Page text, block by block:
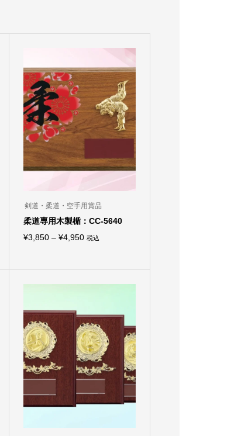
剣道・柔道・空手用賞品
柔道専用木製楯：CC-5640
¥3,850 – ¥4,950価税込
に
数
の
バ
リ
エ
ー
シ
ョ
が
あ